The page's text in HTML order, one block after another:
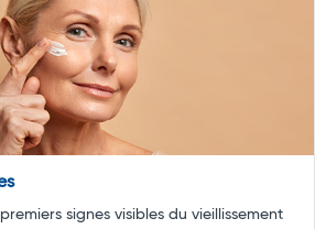
signes visibles du vieillissement